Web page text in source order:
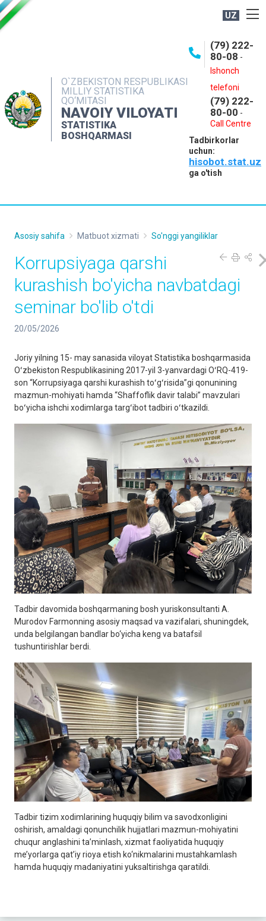
UZ
O`ZBEKISTON RESPUBLIKASI
MILLIY STATISTIKA
QO‘MITASI
NAVOIY VILOYATI
STATISTIKA
BOSHQARMASI
(79) 222-
80-08 -
Ishonch
telefoni
(79) 222-
80-00 -
Call Centre
Tadbirkorlar
uchun:
hisobot.stat.uz
ga o'tish
OCHIQ MA'LUMOTLAR
INTERAKTIV XIZMATLAR
MUROJAATLAR
Asosiy sahifa Matbuot xizmati So'nggi yangiliklar
Korrupsiyaga qarshi
kurashish bo'yicha navbatdagi
seminar bo'lib o'tdi
20/05/2026
Joriy yilning 15- may sanasida viloyat Statistika boshqarmasida
Oʻzbekiston Respublikasining 2017-yil 3-yanvardagi OʻRQ-419-
son “Korrupsiyaga qarshi kurashish toʻgʻrisida”gi qonunining
mazmun-mohiyati hamda “Shaffoflik davir talabi” mavzulari
boʻyicha ishchi xodimlarga targʻibot tadbiri oʻtkazildi.
Tadbir davomida boshqarmaning bosh yuriskonsultanti A.
Murodov Farmonning asosiy maqsad va vazifalari, shuningdek,
unda belgilangan bandlar bo‘yicha keng va batafsil
tushuntirishlar berdi.
Tadbir tizim xodimlarining huquqiy bilim va savodxonligini
oshirish, amaldagi qonunchilik hujjatlari mazmun-mohiyatini
chuqur anglashini ta’minlash, xizmat faoliyatida huquqiy
me’yorlarga qat’iy rioya etish ko‘nikmalarini mustahkamlash
hamda huquqiy madaniyatini yuksaltirishga qaratildi.